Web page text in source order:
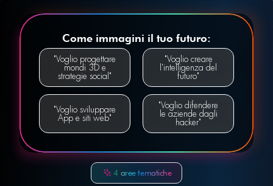
Come immagini il tuo futuro:
"Voglio progettare
mondi 3D e
strategie social"
"Voglio creare
l'intelligenza del
futuro"
"Voglio sviluppare
App e siti web"
"Voglio difendere
le aziende dagli
hacker"
4 aree tematiche